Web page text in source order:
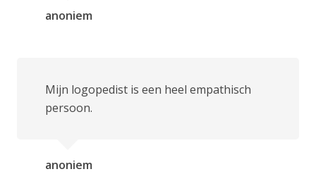
anoniem
Mijn logopedist is een heel empathisch
persoon.
anoniem